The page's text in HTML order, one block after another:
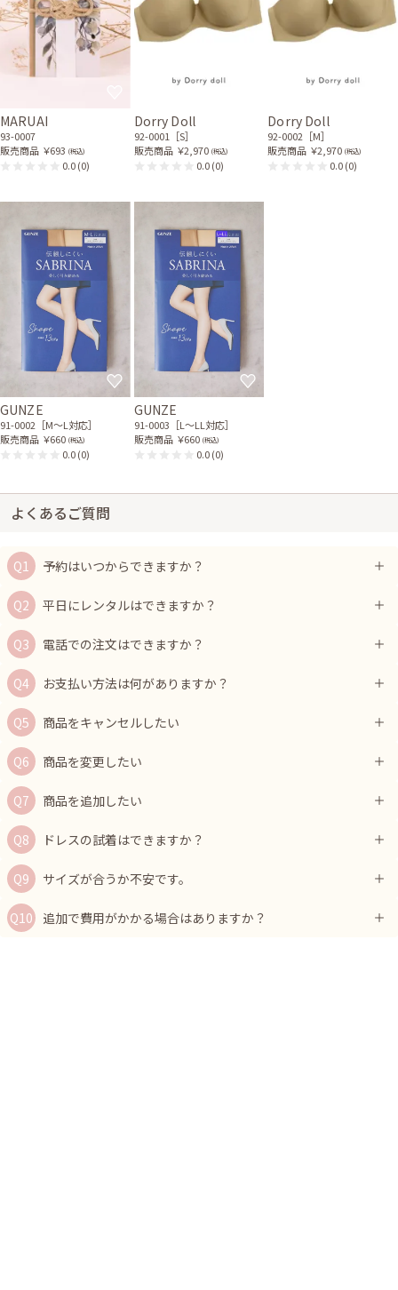
MARUAI
93-0007
販売商品 ￥693 (税込)
0.0(0)
Dorry Doll
92-0001［S］
販売商品 ￥2,970 (税込)
0.0(0)
Dorry Doll
92-0002［M］
販売商品 ￥2,970 (税込)
0.0(0)
GUNZE
91-0002［M〜L対応］
販売商品 ￥660 (税込)
0.0(0)
GUNZE
91-0003［L〜LL対応］
販売商品 ￥660 (税込)
0.0(0)
よくあるご質問
予約はいつからできますか？
平日にレンタルはできますか？
電話での注文はできますか？
お支払い方法は何がありますか？
商品をキャンセルしたい
商品を変更したい
商品を追加したい
ドレスの試着はできますか？
サイズが合うか不安です。
追加で費用がかかる場合はありますか？